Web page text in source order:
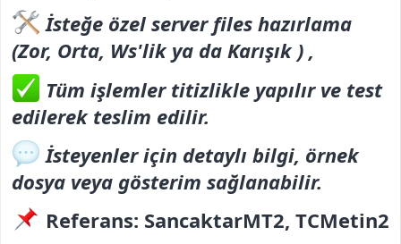
İsteğe özel server files hazırlama
(Zor, Orta, Ws'lik ya da Karışık ) ,
Tüm işlemler titizlikle yapılır ve test
edilerek teslim edilir.
İsteyenler için detaylı bilgi, örnek
dosya veya gösterim sağlanabilir.
Referans: SancaktarMT2, TCMetin2